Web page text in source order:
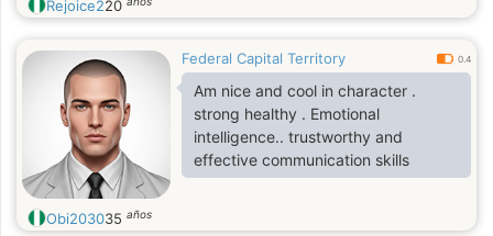
Rejoice220
Federal Capital Territory 0.4
Am nice and cool in character .
strong healthy . Emotional
intelligence.. trustworthy and
effective communication skills
Obi203035 años